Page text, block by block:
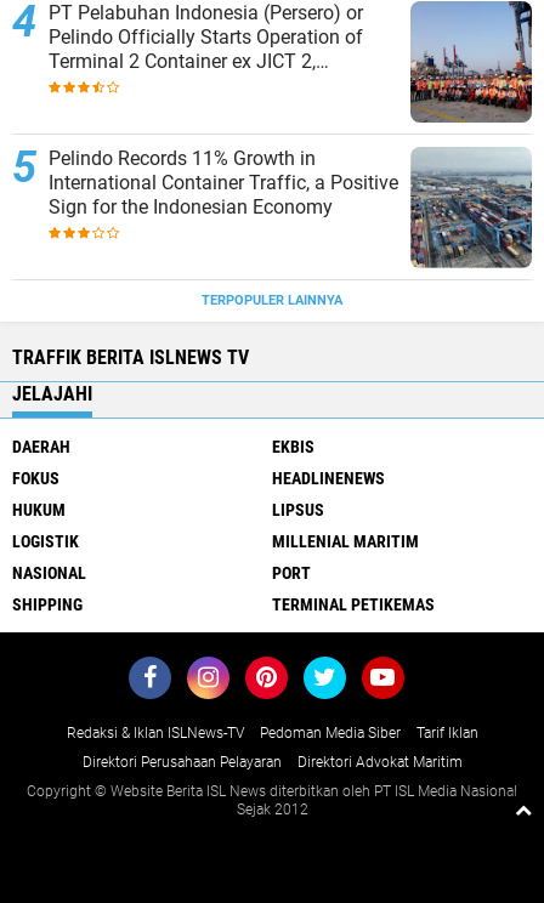
PT Pelabuhan Indonesia (Persero) or
Pelindo Officially Starts Operation of
Terminal 2 Container ex JICT 2,
Strengthening Productivity of Tanjung
Pelindo Records 11% Growth in
International Container Traffic, a Positive
Sign for the Indonesian Economy
TERPOPULER LAINNYA
TRAFFIK BERITA ISLNEWS TV
JELAJAHI
DAERAH
EKBIS
FOKUS
HEADLINENEWS
HUKUM
LIPSUS
LOGISTIK
MILLENIAL MARITIM
NASIONAL
PORT
SHIPPING
TERMINAL PETIKEMAS
Redaksi & Iklan ISLNews-TV Pedoman Media Siber
Tarif Iklan
Direktori Perusahaan Pelayaran
Direktori Advokat Maritim
Copyright © Website Berita ISL News diterbitkan oleh PT ISL Media Nasional
Sejak 2012